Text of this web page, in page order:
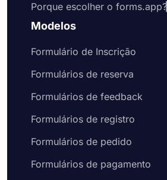
Porque escolher o forms.app?
Modelos
Formulário de Inscrição
Formulários de reserva
Formulários de feedback
Formulários de registro
Formulários de pedido
Formulários de pagamento